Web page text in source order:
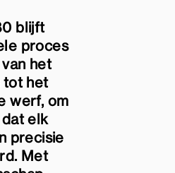
blijft
proces
het
tot het
werf, om
elk
precisie
Met